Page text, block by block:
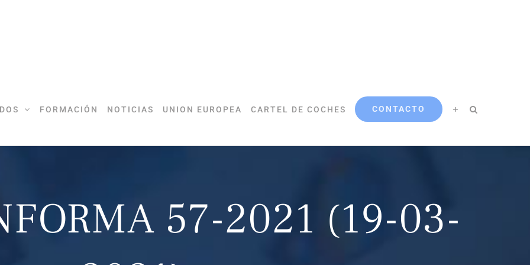
FORMACIÓN NOTICIAS UNION EUROPEA CARTEL DE COCHES CONTACTO
57-2021 (19-03-